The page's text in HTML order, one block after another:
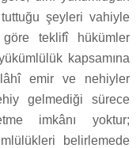
tuttuğu şeyleri vahiyle
teklifî hükümler
kapsamına
emir ve nehiyler
gelmediği sürece
imkânı yoktur;
belirlemede